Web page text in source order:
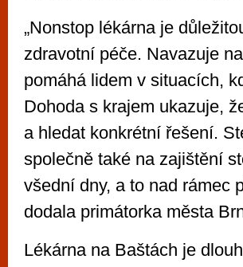
„Nonstop lékárna je
zdravotní péče. Navazuje
pomáhá lidem v situacích,
Dohoda s krajem ukazuje,
a hledat konkrétní řešení.
společně také na zajištění
všední dny, a to nad rámec
dodala primátorka města
Lékárna na Baštách je